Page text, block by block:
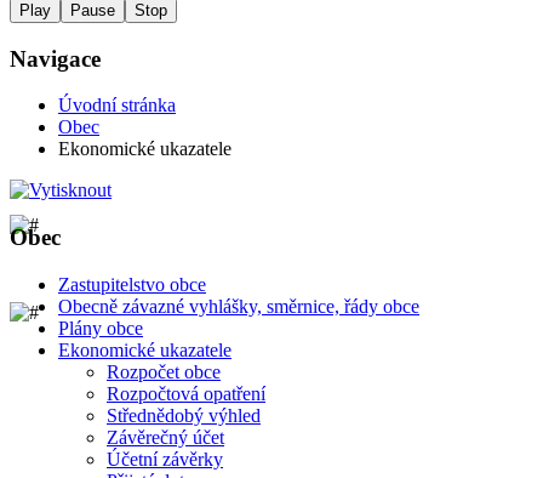
Play Pause Stop
Navigace
Úvodní stránka
Obec
Ekonomické ukazatele
Obec
Zastupitelstvo obce
Obecně závazné vyhlášky, směrnice, řády obce
Plány obce
Ekonomické ukazatele
Rozpočet obce
Rozpočtová opatření
Střednědobý výhled
Závěrečný účet
Účetní závěrky